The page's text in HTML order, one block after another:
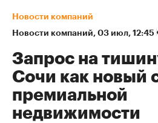
Новости компаний
Новости компаний⁠, 03 июл, 12:45
Запрос на
Сочи как новый
премиальной
недвижимости